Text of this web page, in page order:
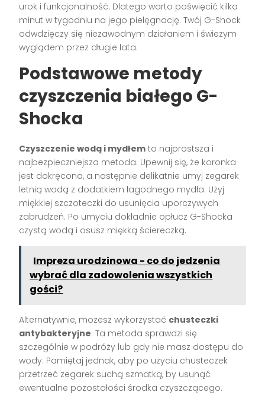
urok i funkcjonalność. Dlatego warto poświęcić kilka
minut w tygodniu na jego pielęgnację. Twój G-Shock
odwdzięczy się niezawodnym działaniem i świeżym
wyglądem przez długie lata.
Podstawowe metody
czyszczenia białego G-
Shocka
Czyszczenie wodą i mydłem to najprostsza i
najbezpieczniejsza metoda. Upewnij się, że koronka
jest dokręcona, a następnie delikatnie umyj zegarek
letnią wodą z dodatkiem łagodnego mydła. Użyj
miękkiej szczoteczki do usunięcia uporczywych
zabrudzeń. Po umyciu dokładnie opłucz G-Shocka
czystą wodą i osusz miękką ściereczką.
Impreza urodzinowa - co do jedzenia
wybrać dla zadowolenia wszystkich
gości?
Alternatywnie, możesz wykorzystać chusteczki
antybakteryjne. Ta metoda sprawdzi się
szczególnie w podróży lub gdy nie masz dostępu do
wody. Pamiętaj jednak, aby po użyciu chusteczek
przetrzeć zegarek suchą szmatką, by usunąć
ewentualne pozostałości środka czyszczącego.